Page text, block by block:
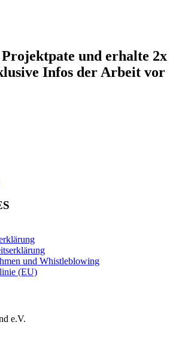
und erhalte 2x
Infos der Arbeit vor
und Whistleblowing
(EU)
e.V.